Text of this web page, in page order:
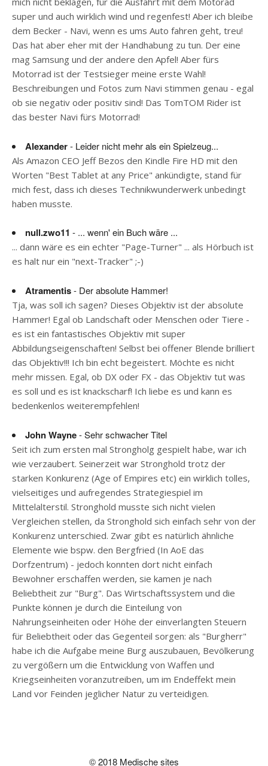
super und auch wirklich wind und regenfest! Aber ich bleibe
dem Becker - Navi, wenn es ums Auto fahren geht, treu!
Das hat aber eher mit der Handhabung zu tun. Der eine
mag Samsung und der andere den Apfel! Aber fürs
Motorrad ist der Testsieger meine erste Wahl!
Beschreibungen und Fotos zum Navi stimmen genau - egal
ob sie negativ oder positiv sind! Das TomTOM Rider ist
das bester Navi fürs Motorrad!
Alexander- Leider nicht mehr als ein Spielzeug...
Als Amazon CEO Jeff Bezos den Kindle Fire HD mit den
Worten "Best Tablet at any Price" ankündigte, stand für
mich fest, dass ich dieses Technikwunderwerk unbedingt
haben musste.
null.zwo11 - ... wenn' ein Buch wäre ...
... dann wäre es ein echter "Page-Turner" ... als Hörbuch ist
es halt nur ein "next-Tracker" ;-)
Atramentis- Der absolute Hammer!
Tja, was soll ich sagen? Dieses Objektiv ist der absolute
Hammer! Egal ob Landschaft oder Menschen oder Tiere -
es ist ein fantastisches Objektiv mit super
Abbildungseigenschaften! Selbst bei offener Blende brilliert
das Objektiv!!! Ich bin echt begeistert. Möchte es nicht
mehr missen. Egal, ob DX oder FX - das Objektiv tut was
es soll und es ist knackscharf! Ich liebe es und kann es
bedenkenlos weiterempfehlen!
John Wayne- Sehr schwacher Titel
Seit ich zum ersten mal Strongholg gespielt habe, war ich
wie verzaubert. Seinerzeit war Stronghold trotz der
starken Konkurenz (Age of Empires etc) ein wirklich tolles,
vielseitiges und aufregendes Strategiespiel im
Mittelalterstil. Stronghold musste sich nicht vielen
Vergleichen stellen, da Stronghold sich einfach sehr von der
Konkurenz unterschied. Zwar gibt es natürlich ähnliche
Elemente wie bspw. den Bergfried (In AoE das
Dorfzentrum) - jedoch konnten dort nicht einfach
Bewohner erschaffen werden, sie kamen je nach
Beliebtheit zur "Burg". Das Wirtschaftssystem und die
Punkte können je durch die Einteilung von
Nahrungseinheiten oder Höhe der einverlangten Steuern
für Beliebtheit oder das Gegenteil sorgen: als "Burgherr"
habe ich die Aufgabe meine Burg auszubauen, Bevölkerung
zu vergößern um die Entwicklung von Waffen und
Kriegseinheiten voranzutreiben, um im Endeffekt mein
Land vor Feinden jeglicher Natur zu verteidigen.
© 2018 Medische sites